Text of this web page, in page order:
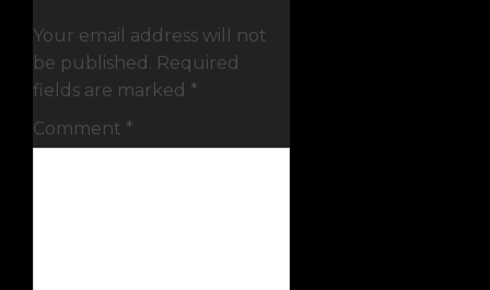
Your email address will not
be published. Required
fields are marked *
Comment *